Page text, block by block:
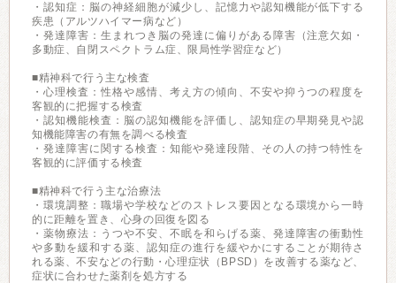
・認知症：脳の神経細胞が減少し、記憶力や認知機能が低下する
疾患（アルツハイマー病など）
・発達障害：生まれつき脳の発達に偏りがある障害（注意欠如・
多動症、自閉スペクトラム症、限局性学習症など）
■精神科で行う主な検査
・心理検査：性格や感情、考え方の傾向、不安や抑うつの程度を
客観的に把握する検査
・認知機能検査：脳の認知機能を評価し、認知症の早期発見や認
知機能障害の有無を調べる検査
・発達障害に関する検査：知能や発達段階、その人の持つ特性を
客観的に評価する検査
■精神科で行う主な治療法
・環境調整：職場や学校などのストレス要因となる環境から一時
的に距離を置き、心身の回復を図る
・薬物療法：うつや不安、不眠を和らげる薬、発達障害の衝動性
や多動を緩和する薬、認知症の進行を緩やかにすることが期待さ
れる薬、不安などの行動・心理症状（BPSD）を改善する薬など、
症状に合わせた薬剤を処方する